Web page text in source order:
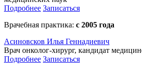
Подробнее Записаться
Врачебная практика: с 2005 года
Асиновсков Илья Геннадиевич
Врач онколог-хирург, кандидат
Подробнее Записаться